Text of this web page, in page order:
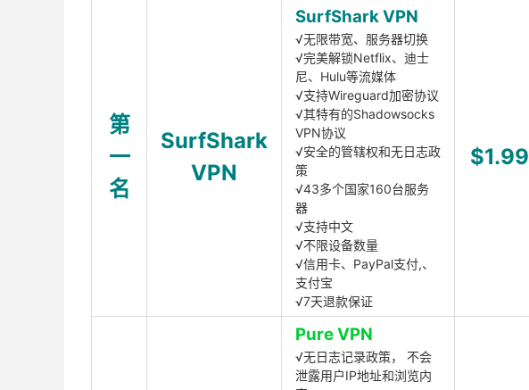
第
一
名
SurfShark
VPN
SurfShark VPN
√无限带宽、服务器切换
√完美解锁Netflix、迪士
尼、Hulu等流媒体
√支持Wireguard加密协议
√其特有的Shadowsocks
VPN协议
√安全的管辖权和无日志政
策
√43多个国家160台服务
器
√支持中文
√不限设备数量
√信用卡、PayPal支付,、
支付宝
√7天退款保证
$1.99
Pure VPN
√无日志记录政策， 不会
泄露用户IP地址和浏览内